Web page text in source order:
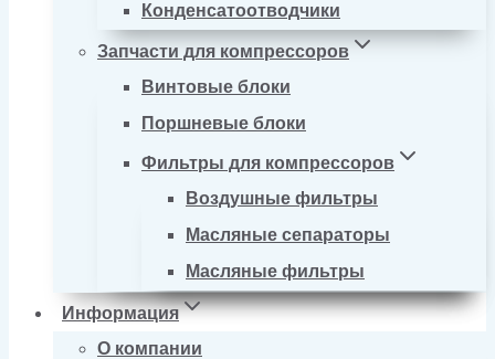
Конденсатоотводчики
Запчасти для компрессоров
Винтовые блоки
Поршневые блоки
Фильтры для компрессоров
Воздушные фильтры
Масляные сепараторы
Масляные фильтры
Информация
О компании